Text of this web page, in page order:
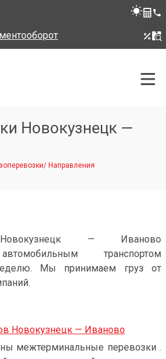
Новокузнецк —
/ Направления
Новокузнецк — Иваново
транспортом
Мы принимаем груз от
Новокузнецк — Иваново
межтерминальные перевозки .